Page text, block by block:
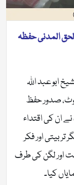
المدنی حفظہ
2024ء فضیلۃ الشیخ ابو عبد اللہ
صدور حفظ
ان کی اقتداء
اور فکر
اور لگن کی طرف
کیا۔